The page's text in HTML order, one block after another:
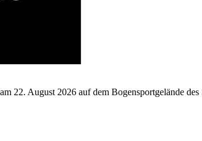
22. August 2026 auf dem Bogensportgelände des